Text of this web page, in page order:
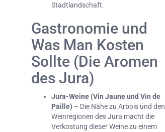
Stadtlandschaft.
Gastronomie und
Was Man Kosten
Sollte (Die Aromen
des Jura)
Jura-Weine (Vin Jaune und Vin de
Paille) – Die Nähe zu Arbois und den
Weinregionen des Jura macht die
Verkostung dieser Weine zu einem